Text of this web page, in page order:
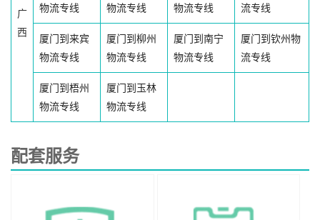
广
西
物流专线
物流专线
物流专线
流专线
厦门到来宾
物流专线
厦门到柳州
物流专线
厦门到南宁
物流专线
厦门到钦州物
流专线
厦门到梧州
物流专线
厦门到玉林
物流专线
配套服务